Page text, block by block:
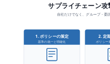
サプライチェーン
自社だけでなく、グループ・委
1. ポリシーの策定
基準の統一と明確化
2. 定
ポリシー